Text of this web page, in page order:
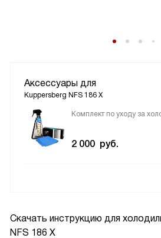
Скачать инструкцию для
NFS 186 X
Аксессуары для
Kuppersberg NFS 186 X
Комплект по уходу за
2 000 руб.